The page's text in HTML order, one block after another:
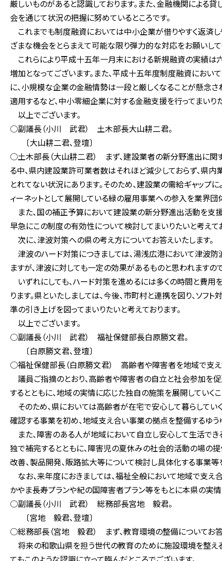
厳しいものがあると認識しております。また、金融機関によ
会を通じて状況の把握に努めているところです。
これまでも制度融資においては中小企業が借りやすく返済
ざまな機会をとらまえて可能な限り弾力的な対応をお願いして
これらにより平成十五年一月末における新規融資の実績は
増加となってございます。また、平成十五年度制度融資にお
に、小規模な企業の金融情勢は一段と厳しくなることが懸念
適用するなど、中小零細企業に対する金融支援を行ってまいり
以上でございます。
○副議長（小川 武君） 土木部長大山耕二君。
〔大山耕二君、登壇〕
○土木部長（大山耕二君） まず、建設業者の新分野進出に関
る中、県内建設業許可業者数はそれほど減少しておらず、県
とれてない状況にあります。そのため、建設業の需給ギャップ
ィーネットとして展開している緑の雇用事業への参入を業界団
また、国の補正予算において建設業の新分野進出活動を支
早急にこの制度の有効性について検討してまいりたいと考えて
次に、津波対策への県の考え方についてお答えいたします。
津波のハード対策につきましては、湯浅広港において津波
ますが、津波に対しても一定の効果があるものと思われます
いずれにしても、ハード対策を進めるには多くの時間と費用
ります。県といたしましては、今後、市町村と連携を図り、ソ
準の引き上げを図ってまいりたいと考えております。
以上でございます。
○副議長（小川 武君） 福祉保健部長白原勝文君。
〔白原勝文君、登壇〕
○福祉保健部長（白原勝文君） 高齢者や障害者を地域で支え
議員ご指摘のとおり、高齢者や障害者の自立と社会参加を
するとともに、地域の実情に応じた独自の施策を展開していく
そのため、県においては高齢者が在宅で安心して暮らしてい
確認する事業を初め、地域支え合い事業の拠点を整備するゆう
また、障害のある人が地域において自立し安心して生活で
独で補完するとともに、障害児の夏休みの社会的活動の場
改善、製品開発、販路拡大等について検討し具体化する事業等
なお、来年度におきましては、福祉全般において地域で支え
かやま長寿プランや紀の国障害者プラン等をもとに本県の実
○副議長（小川 武君） 総務部長宮地 毅君。
〔宮地 毅君、登壇〕
○総務部長（宮地 毅君） まず、教育環境の整備についてお答
将来の和歌山県を担う世代の教育のために施設環境を整え